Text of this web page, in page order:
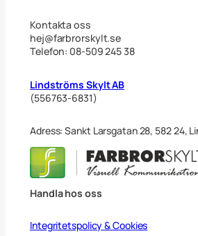
Kontakta oss
hej@farbrorskylt.se
Telefon: 08-509 245 38
Lindströms Skylt AB
(556763-6831)
Adress: Sankt Larsgatan 28, 582 24,
Handla hos oss
Integritetspolicy & Cookies